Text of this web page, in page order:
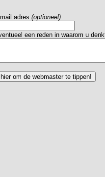
adres (optioneel)
een reden in waarom u